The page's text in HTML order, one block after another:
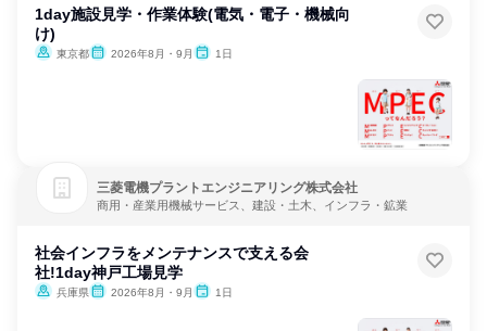
1day施設見学・作業体験(電気・電子・機械向
け)
東京都 2026年8月・9月 1日
三菱電機プラントエンジニアリング株式会社
商用・産業用機械サービス、建設・土木、インフラ・鉱業
社会インフラをメンテナンスで支える会
社!1day神戸工場見学
兵庫県 2026年8月・9月 1日